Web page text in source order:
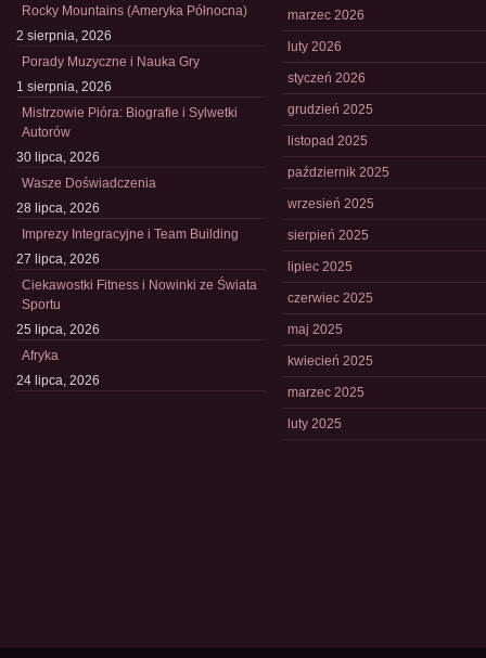
Rocky Mountains (Ameryka Północna)
2 sierpnia, 2026
Porady Muzyczne i Nauka Gry
1 sierpnia, 2026
Mistrzowie Pióra: Biografie i Sylwetki
Autorów
30 lipca, 2026
Wasze Doświadczenia
28 lipca, 2026
Imprezy Integracyjne i Team Building
27 lipca, 2026
Ciekawostki Fitness i Nowinki ze Świata
Sportu
25 lipca, 2026
Afryka
24 lipca, 2026
marzec 2026
luty 2026
styczeń 2026
grudzień 2025
listopad 2025
październik 2025
wrzesień 2025
sierpień 2025
lipiec 2025
czerwiec 2025
maj 2025
kwiecień 2025
marzec 2025
luty 2025